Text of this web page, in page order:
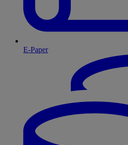
E-Paper